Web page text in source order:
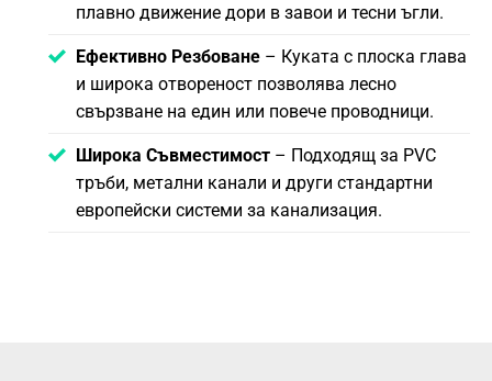
плавно движение дори в завои и тесни ъгли.
Ефективно Резбоване – Куката с плоска глава
и широка отвореност позволява лесно
свързване на един или повече проводници.
Широка Съвместимост – Подходящ за PVC
тръби, метални канали и други стандартни
европейски системи за канализация.